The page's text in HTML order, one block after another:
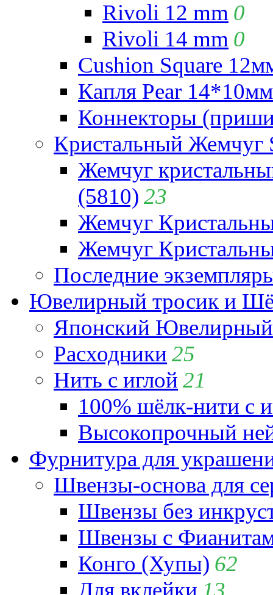
Rivoli 12 mm 0
Rivoli 14 mm 0
Cushion Square
Капля Pear
Коннекторы
Кристальный Жемчуг
Жемчуг
(5810) 23
Жемчуг
Жемчуг
Последние
Ювелирный тросик и
Японский
Расходники 25
Нить с иглой 21
100% шёлк-нити с
Высокопрочный
Фурнитура для
Швензы-основа для
Швензы без
Швензы с
Конго (Хупы) 62
Для вклейки 13